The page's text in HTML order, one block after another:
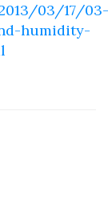
03/17/03-
humidity-